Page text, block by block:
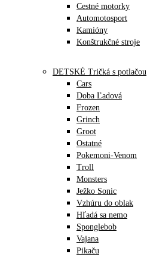
Cestné motorky
Automotosport
Kamióny
Konštrukčné stroje
DETSKÉ Tričká s potlačou
Cars
Doba Ľadová
Frozen
Grinch
Groot
Ostatné
Pokemoni-Venom
Troll
Monsters
Ježko Sonic
Vzhúru do oblak
Hľadá sa nemo
Sponglebob
Vajana
Pikaču